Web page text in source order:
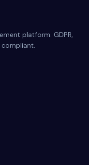
platform. GDPR,
compliant.